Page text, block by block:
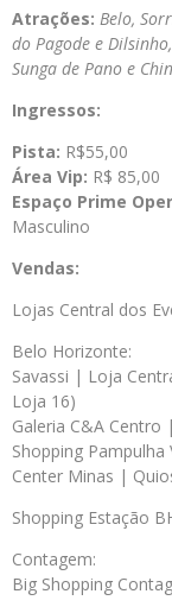
Atrações: Belo,
do Pagode e
Sunga de Pano e
Ingressos:
Pista: R$55,00
Área Vip: R$ 85,00
Espaço Prime
Masculino
Vendas:
Lojas Central dos
Belo Horizonte:
Savassi | Loja
Loja 16)
Galeria C&A
Shopping
Center Minas |
Shopping Estação
Contagem:
Big Shopping